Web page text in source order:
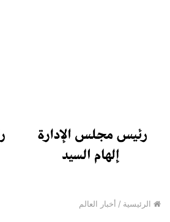
الرئيسية / أخبار العالم